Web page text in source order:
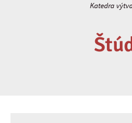
Katedra